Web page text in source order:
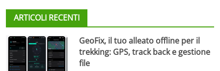
ARTICOLI RECENTI
GeoFix, il tuo alleato offline per il
trekking: GPS, track back e gestione
file